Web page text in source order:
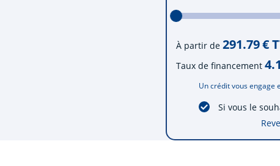
À partir de 291.79€
Taux de financement
Un crédit vous engage
Si vous le